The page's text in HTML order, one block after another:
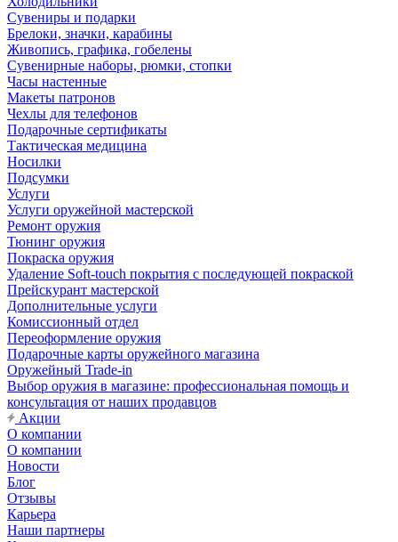
Сувениры и подарки
Брелоки, значки, карабины
Живопись, графика, гобелены
Сувенирные наборы, рюмки, стопки
Часы настенные
Макеты патронов
Чехлы для телефонов
Подарочные сертификаты
Тактическая медицина
Носилки
Подсумки
Услуги
Услуги оружейной мастерской
Ремонт оружия
Тюнинг оружия
Покраска оружия
Удаление Soft-touch покрытия с последующей покраской
Прейскурант мастерской
Дополнительные услуги
Комиссионный отдел
Переоформление оружия
Подарочные карты оружейного магазина
Оружейный Trade-in
Выбор оружия в магазине: профессиональная помощь и
консультация от наших продавцов
Акции
О компании
О компании
Новости
Блог
Отзывы
Карьера
Наши партнеры